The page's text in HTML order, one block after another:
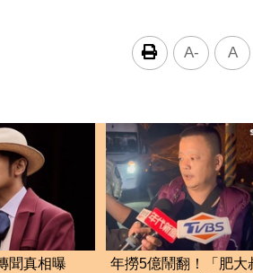
A- A
聞真相曝
年撈5億鬧翻！「肥大